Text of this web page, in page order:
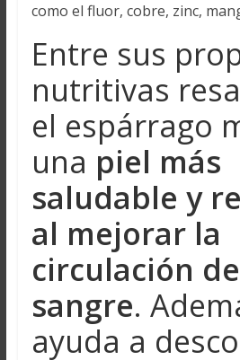
como el fluor, cobre, zinc,
Entre sus
nutritivas
el espárrago
una piel más
saludable y
al mejorar la
circulación
sangre.
ayuda a